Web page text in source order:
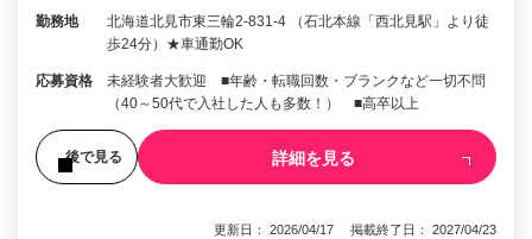
勤務地
北海道北見市東三輪2-831-4 （石北本線「西北見駅」より徒
歩24分）★車通勤OK
応募資格
未経験者大歓迎 ■年齢・転職回数・ブランクなど一切不問
（40～50代で入社した人も多数！） ■高卒以上
後で見る 詳細を見る
更新日： 2026/04/17 掲載終了日： 2027/04/23